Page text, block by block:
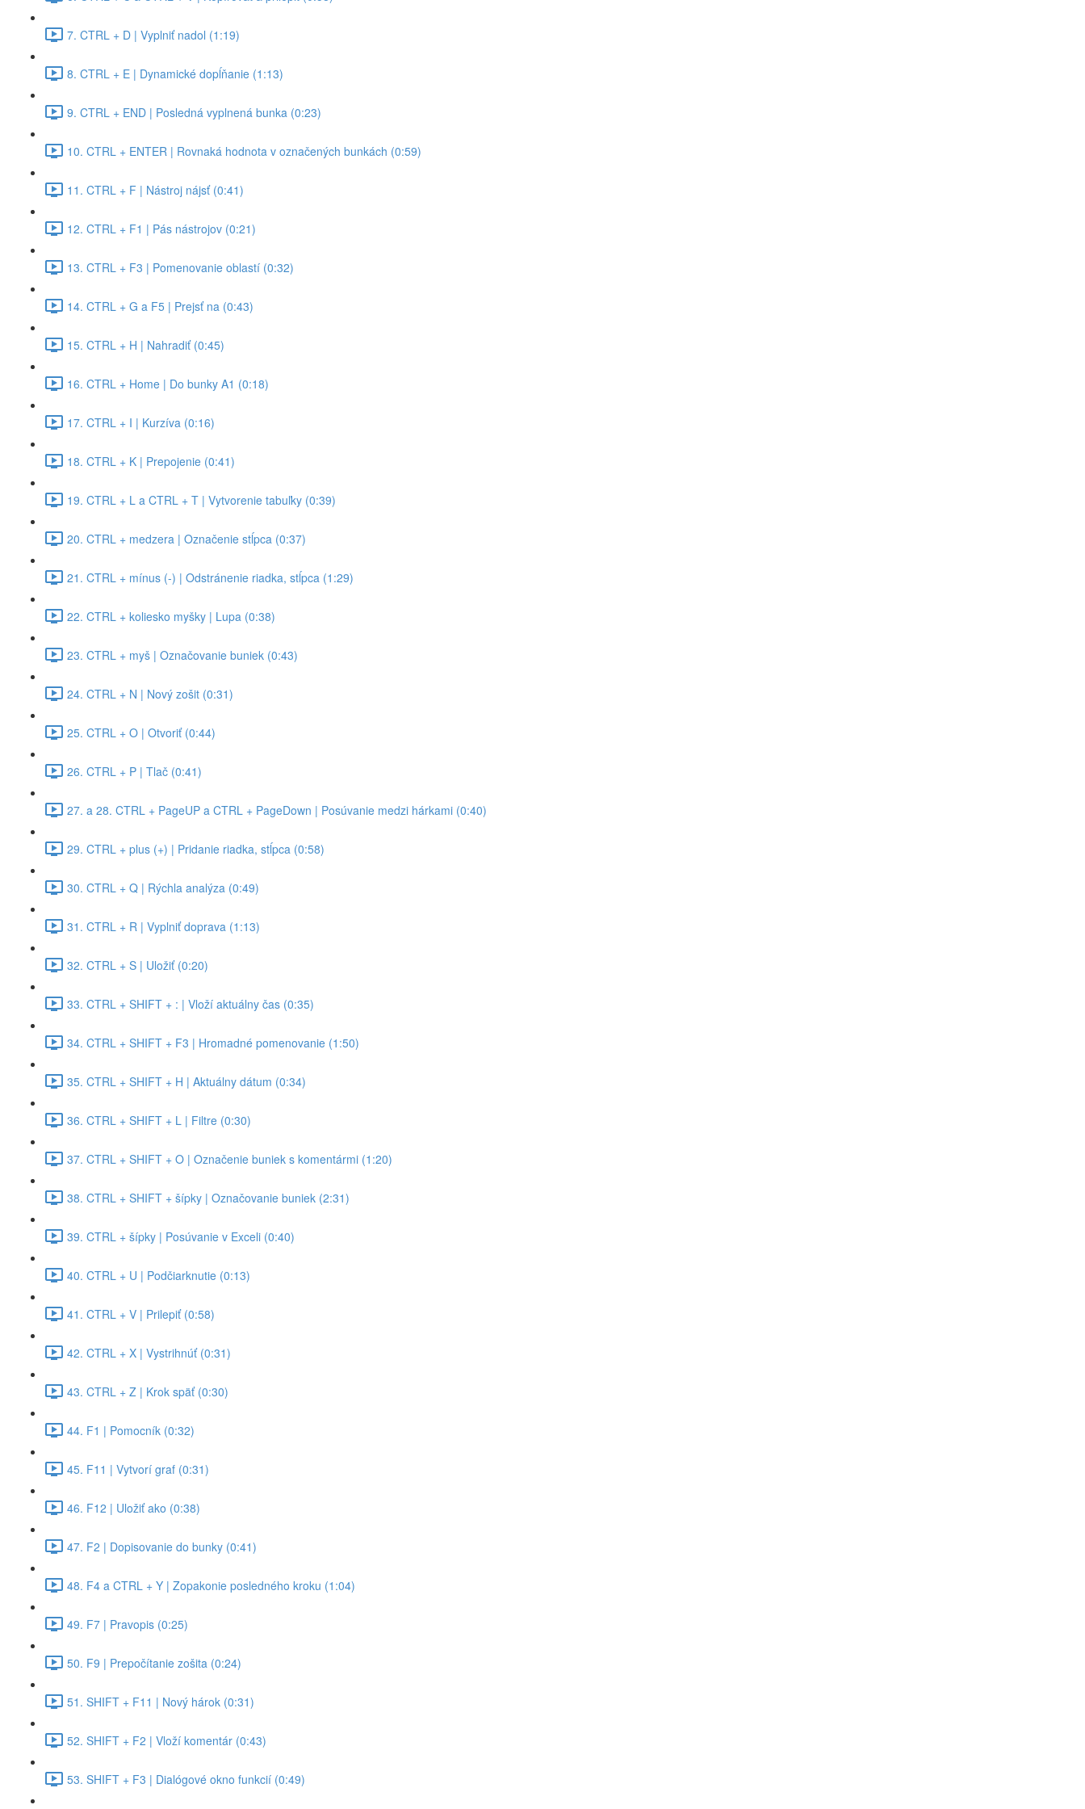
7. CTRL + D | Vyplniť nadol (1:19)
8. CTRL + E | Dynamické dopĺňanie (1:13)
9. CTRL + END | Posledná vyplnená bunka (0:23)
10. CTRL + ENTER | Rovnaká hodnota v označených bunkách (0:59)
11. CTRL + F | Nástroj nájsť (0:41)
12. CTRL + F1 | Pás nástrojov (0:21)
13. CTRL + F3 | Pomenovanie oblastí (0:32)
14. CTRL + G a F5 | Prejsť na (0:43)
15. CTRL + H | Nahradiť (0:45)
16. CTRL + Home | Do bunky A1 (0:18)
17. CTRL + I | Kurzíva (0:16)
18. CTRL + K | Prepojenie (0:41)
19. CTRL + L a CTRL + T | Vytvorenie tabuľky (0:39)
20. CTRL + medzera | Označenie stĺpca (0:37)
21. CTRL + mínus (-) | Odstránenie riadka, stĺpca (1:29)
22. CTRL + koliesko myšky | Lupa (0:38)
23. CTRL + myš | Označovanie buniek (0:43)
24. CTRL + N | Nový zošit (0:31)
25. CTRL + O | Otvoriť (0:44)
26. CTRL + P | Tlač (0:41)
27. a 28. CTRL + PageUP a CTRL + PageDown | Posúvanie medzi hárkami (0:40)
29. CTRL + plus (+) | Pridanie riadka, stĺpca (0:58)
30. CTRL + Q | Rýchla analýza (0:49)
31. CTRL + R | Vyplniť doprava (1:13)
32. CTRL + S | Uložiť (0:20)
33. CTRL + SHIFT + : | Vloží aktuálny čas (0:35)
34. CTRL + SHIFT + F3 | Hromadné pomenovanie (1:50)
35. CTRL + SHIFT + H | Aktuálny dátum (0:34)
36. CTRL + SHIFT + L | Filtre (0:30)
37. CTRL + SHIFT + O | Označenie buniek s komentármi (1:20)
38. CTRL + SHIFT + šípky | Označovanie buniek (2:31)
39. CTRL + šípky | Posúvanie v Exceli (0:40)
40. CTRL + U | Podčiarknutie (0:13)
41. CTRL + V | Prilepiť (0:58)
42. CTRL + X | Vystrihnúť (0:31)
43. CTRL + Z | Krok späť (0:30)
44. F1 | Pomocník (0:32)
45. F11 | Vytvorí graf (0:31)
46. F12 | Uložiť ako (0:38)
47. F2 | Dopisovanie do bunky (0:41)
48. F4 a CTRL + Y | Zopakonie posledného kroku (1:04)
49. F7 | Pravopis (0:25)
50. F9 | Prepočítanie zošita (0:24)
51. SHIFT + F11 | Nový hárok (0:31)
52. SHIFT + F2 | Vloží komentár (0:43)
53. SHIFT + F3 | Dialógové okno funkcií (0:49)